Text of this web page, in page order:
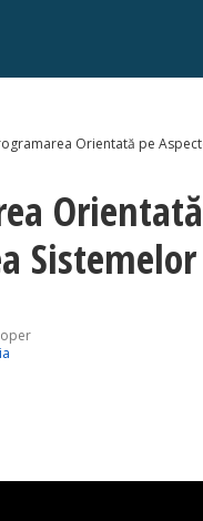
Orientată pe